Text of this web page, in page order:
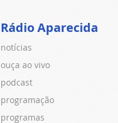
Rádio Aparecida
notícias
ouça ao vivo
podcast
programação
programas